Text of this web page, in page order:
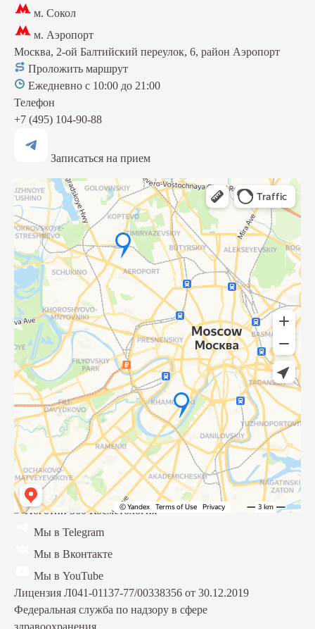
м. Сокол
м. Аэропорт
Москва, 2-ой Балтийский переулок, 6, район Аэропорт
Проложить маршрут
Ежедневно с 10:00 до 21:00
Телефон
+7 (495) 104-90-88
Записаться на прием
Мы в Telegram
Мы в Вконтакте
Мы в YouTube
Лицензия Л041-01137-77/00338356 от 30.12.2019
Федеральная служба по надзору в сфере